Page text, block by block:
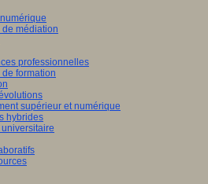
de médiation
professionnelles
de formation
supérieur et numérique
hybrides
universitaire